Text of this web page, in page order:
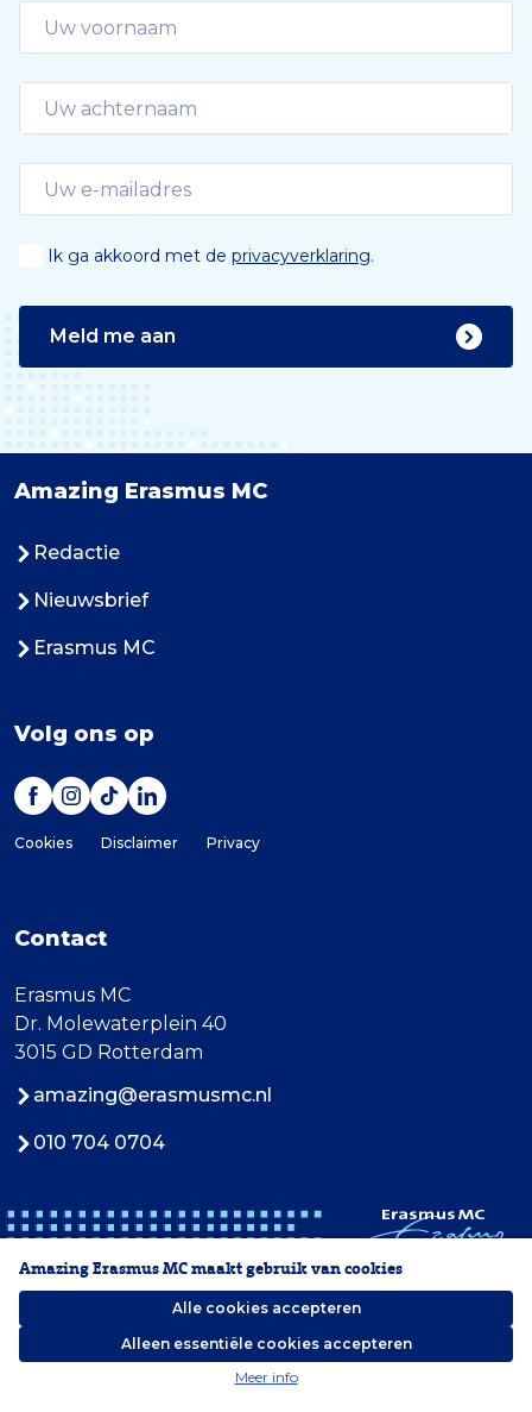
Ik ga akkoord met de privacyverklaring.
Meld me aan
Amazing Erasmus MC
Redactie
Nieuwsbrief
Erasmus MC
Volg ons op
Cookies Disclaimer Privacy
Contact
Erasmus MC
Dr. Molewaterplein 40
3015 GD Rotterdam
amazing@erasmusmc.nl
010 704 0704
2026 Erasmus MC
Amazing Erasmus MC maakt gebruik van cookies
Alle cookies accepteren
Alleen essentiële cookies accepteren
Meer info